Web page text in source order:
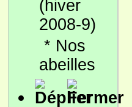
(hiver
2008-9)
* Nos
abeilles